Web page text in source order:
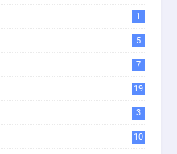
1
5
7
19
3
10